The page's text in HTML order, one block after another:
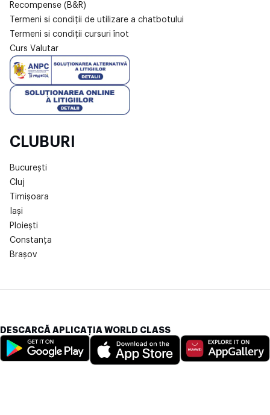
Recompense (B&R)
Termeni si condiții de utilizare a chatbotului
Termeni si condiții cursuri înot
Curs Valutar
CLUBURI
București
Cluj
Timișoara
Iași
Ploiești
Constanța
Brașov
DESCARCĂ APLICAȚIA WORLD CLASS